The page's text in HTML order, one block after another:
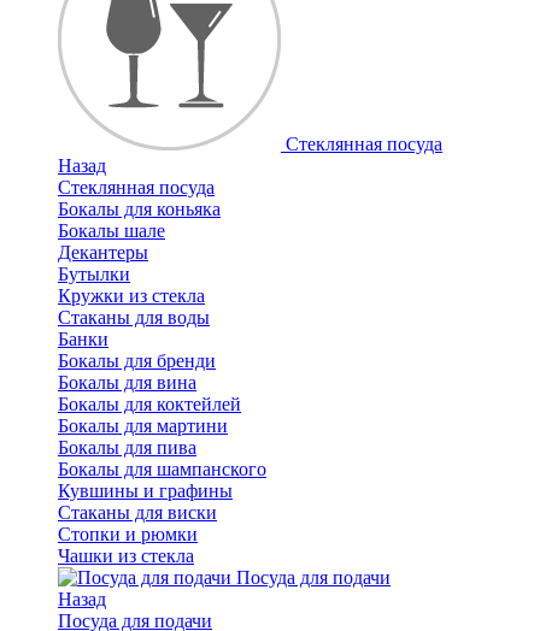
Стеклянная посуда
Назад
Стеклянная посуда
Бокалы для коньяка
Бокалы шале
Декантеры
Бутылки
Кружки из стекла
Стаканы для воды
Банки
Бокалы для бренди
Бокалы для вина
Бокалы для коктейлей
Бокалы для мартини
Бокалы для пива
Бокалы для шампанского
Кувшины и графины
Стаканы для виски
Стопки и рюмки
Чашки из стекла
Посуда для подачи
Назад
Посуда для подачи